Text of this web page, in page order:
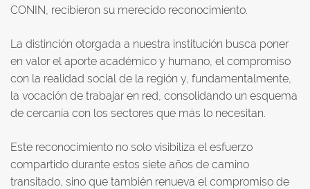
CONIN, recibieron su merecido reconocimiento.
La distinción otorgada a nuestra institución busca poner
en valor el aporte académico y humano, el compromiso
con la realidad social de la región y, fundamentalmente,
la vocación de trabajar en red, consolidando un esquema
de cercanía con los sectores que más lo necesitan.
Este reconocimiento no solo visibiliza el esfuerzo
compartido durante estos siete años de camino
transitado, sino que también renueva el compromiso de